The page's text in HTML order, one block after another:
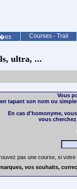
Courses - Trail
ultra, ...
Vous
en tapant son nom ou
En cas d'homonyme,
vous
pas une course, si
vos souhaits,